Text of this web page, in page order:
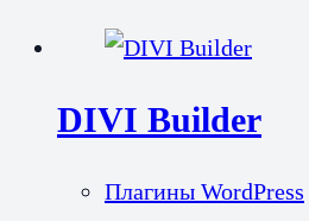
DIVI Builder
Плагины WordPress